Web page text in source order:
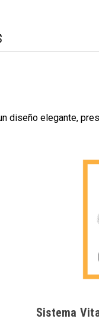
diseño elegante,
Sistema